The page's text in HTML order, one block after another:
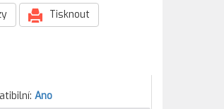
Tisknout
Ano